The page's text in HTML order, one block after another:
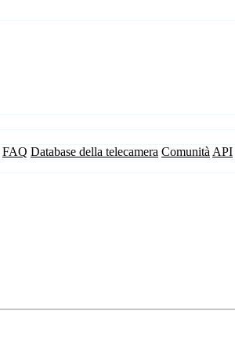
FAQ Database della telecamera Comunità API